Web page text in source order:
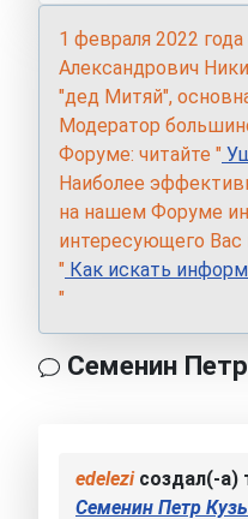
1 февраля 2022
Александрович
"дед Митяй",
Модератор
Форуме: читайте "
Наиболее
на нашем Форуме
интересующего Вас
" Как искать
"
Семенин
edeleziсоздал(-а)
Семенин Петр